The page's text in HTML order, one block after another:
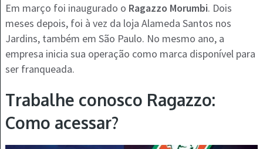
Em março foi inaugurado o Ragazzo Morumbi. Dois
meses depois, foi à vez da loja Alameda Santos nos
Jardins, também em São Paulo. No mesmo ano, a
empresa inicia sua operação como marca disponível para
ser franqueada.
Trabalhe conosco Ragazzo:
Como acessar?